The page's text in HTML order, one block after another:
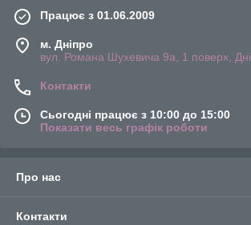
Працює з 01.06.2009
м. Дніпро
вул. Романа Шухевича 9а, 1 поверх,
Контакти
Сьогодні працює з 10:00 до 15:00
Показати весь графік роботи
Про нас
Контакти